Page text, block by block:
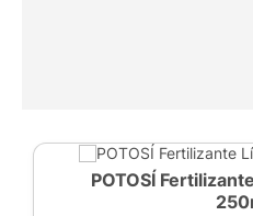
POTOSÍ